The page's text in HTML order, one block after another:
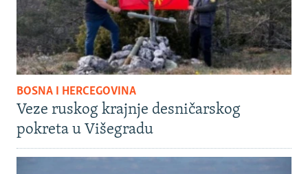
BOSNA I HERCEGOVINA
Veze ruskog krajnje desničarskog
pokreta u Višegradu